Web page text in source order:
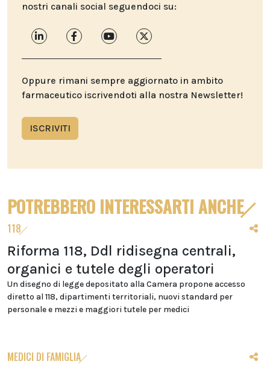
nostri canali social seguendoci su:
Oppure rimani sempre aggiornato in ambito
farmaceutico iscrivendoti alla nostra Newsletter!
ISCRIVITI
POTREBBERO INTERESSARTI ANCHE
118
Riforma 118, Ddl ridisegna centrali,
organici e tutele degli operatori
Un disegno di legge depositato alla Camera propone accesso
diretto al 118, dipartimenti territoriali, nuovi standard per
personale e mezzi e maggiori tutele per medici
MEDICI DI FAMIGLIA